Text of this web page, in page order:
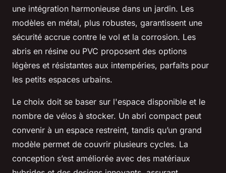
une intégration harmonieuse dans un jardin. Les
modèles en métal, plus robustes, garantissent une
sécurité accrue contre le vol et la corrosion. Les
abris en résine ou PVC proposent des options
légères et résistantes aux intempéries, parfaits pour
les petits espaces urbains.
Le choix doit se baser sur l'espace disponible et le
nombre de vélos à stocker. Un abri compact peut
convenir à un espace restreint, tandis qu’un grand
modèle permet de couvrir plusieurs cycles. La
conception s’est améliorée avec des matériaux